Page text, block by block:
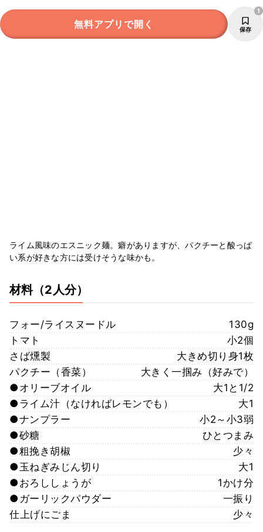
無料アプリで開く 保存
1
ライム風味のエスニック麺。癖がありますが、パクチーと酸っぱ
い系が好きな方には受けそうな味かも。
材料（2人分）
フォー/ライスヌードル
130g
トマト
小2個
さば燻製
大きめ切り身1枚
パクチー（香菜）
大きく一掴み（好みで）
●オリーブオイル
大1と1/2
●ライム汁（なければレモンでも）
大1
●ナンプラー
小2～小3弱
●砂糖
ひとつまみ
●粗挽き胡椒
少々
●玉ねぎみじん切り
大1
●おろししょうが
1かけ分
●ガーリックパウダー
一振り
仕上げにごま
少々